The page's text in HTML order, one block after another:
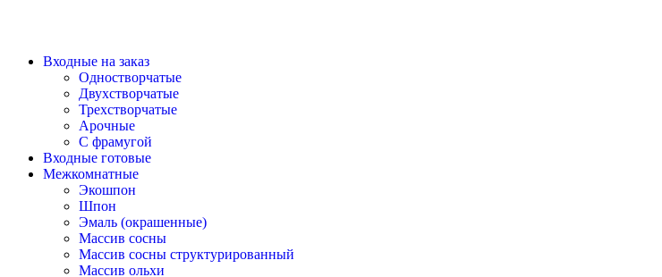
Входные на заказ
Одностворчатые
Двухстворчатые
Трехстворчатые
Арочные
С фрамугой
Входные готовые
Межкомнатные
Экошпон
Шпон
Эмаль (окрашенные)
Массив сосны
Массив сосны структурированный
Массив ольхи